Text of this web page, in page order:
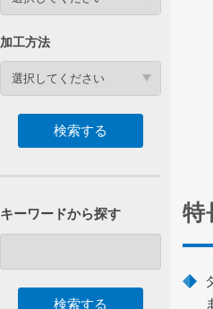
特
加工方法
選択してください
キーワードから探す